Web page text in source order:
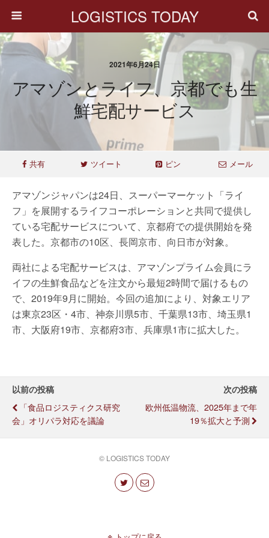
LOGISTICS TODAY
2021年6月24日
アマゾンとライフ、京都でも生
鮮宅配サービス
共有 ツイート ピン メール
アマゾンジャパンは24日、スーパーマーケット「ライ
フ」を展開するライフコーポレーションと共同で提供し
ている宅配サービスについて、京都府での提供開始を発
表した。京都市の10区、長岡京市、向日市が対象。
両社による宅配サービスは、アマゾンプライム会員にラ
イフの生鮮食品などを注文から最短2時間で届けるもの
で、2019年9月に開始。今回の追加により、対象エリア
は東京23区・4市、神奈川県5市、千葉県13市、埼玉県1
市、大阪府19市、京都府3市、兵庫県1市に拡大した。
以前の投稿
「食品ロジスティクス研究
会」オリパラ対応を議論
次の投稿
欧州低温物流、2025年まで年
19％拡大と予測
© LOGISTICS TODAY